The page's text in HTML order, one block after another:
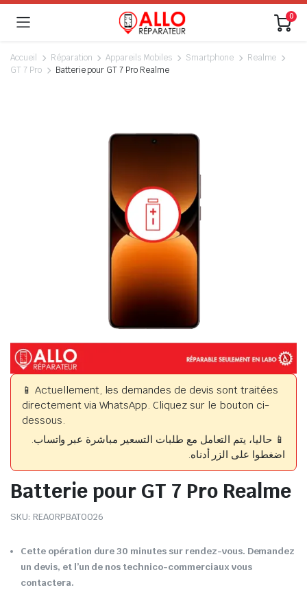
0
Accueil Réparation Appareils Mobiles Smartphone
Realme
GT 7 Pro
Batterie pour GT 7 Pro Realme
📱 Actuellement, les demandes de devis sont traitées
directement via WhatsApp. Cliquez sur le bouton ci-
dessous.
📱 حاليا، يتم التعامل مع طلبات التسعير مباشرة عبر واتساب.
اضغطوا على الزر أدناه.
Batterie pour GT 7 Pro Realme
SKU: REAORPBAT0026
Cette opération dure 30 minutes sur rendez-vous. Demandez
un devis, et l’un de nos technico-commerciaux vous
contactera.